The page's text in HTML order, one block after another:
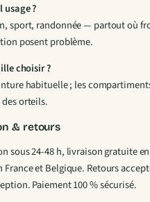
usage ?
sport, randonnée — partout où
posent problème.
choisir ?
habituelle ; les
orteils.
& retours
sous 24-48 h, livraison gratuite
France et Belgique. Retours
Paiement 100 % sécurisé.